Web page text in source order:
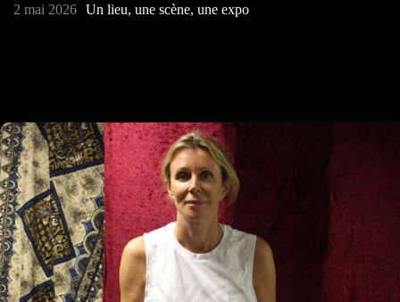
2 mai 2026 Un lieu, une scène, une expo